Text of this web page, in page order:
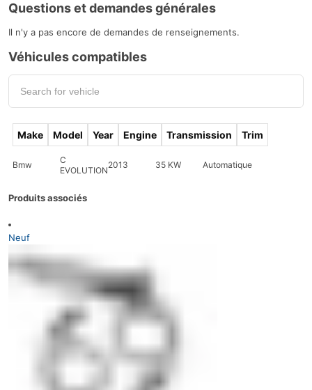
Questions et demandes générales
Il n'y a pas encore de demandes de renseignements.
Véhicules compatibles
Make Model Year Engine Transmission Trim
Bmw
C
EVOLUTION2013 35 KW Automatique
Produits associés
Neuf